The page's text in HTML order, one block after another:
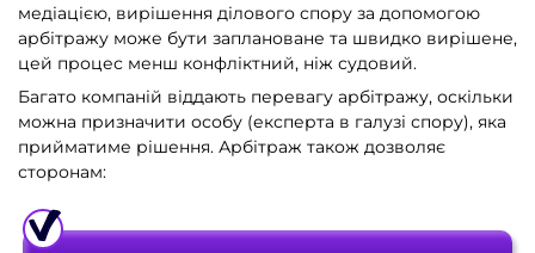
медіацією, вирішення ділового спору за допомогою
арбітражу може бути заплановане та швидко вирішене,
цей процес менш конфліктний, ніж судовий.
Багато компаній віддають перевагу арбітражу, оскільки
можна призначити особу (експерта в галузі спору), яка
прийматиме рішення. Арбітраж також дозволяє
сторонам: